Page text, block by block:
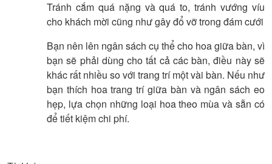
Tránh cắm quá nặng và quá to, tránh vướng víu
cho khách mời cũng như gây đổ vỡ trong đám cưới
Bạn nên lên ngân sách cụ thể cho hoa giữa bàn, vì
bạn sẽ phải dùng cho tất cả các bàn, điều này sẽ
khác rất nhiều so với trang trí một vài bàn. Nếu như
bạn thích hoa trang trí giữa bàn và ngân sách eo
hẹp, lựa chọn những loại hoa theo mùa và sẵn có
để tiết kiệm chi phí.